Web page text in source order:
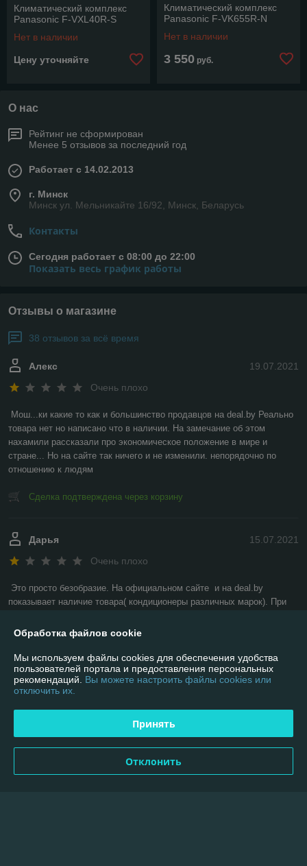
Климатический комплекс
Panasonic F-VXL40R-S
Нет в наличии
Цену уточняйте
Климатический комплекс
Panasonic F-VK655R-N
Нет в наличии
3 550 руб.
О нас
Рейтинг не сформирован
Менее 5 отзывов за последний год
Работает с 14.02.2013
г. Минск
Минск ул. Мельникайте 16/92, Минск, Беларусь
Контакты
Сегодня работает с 08:00 до 22:00
Показать весь график работы
Отзывы о магазине
38 отзывов за всё время
19.07.2021
Алекс
Очень плохо
Мош...ки какие то как и большинство продавцов на deal.by Реально
товара нет но написано что в наличии. На замечание об этом
нахамили рассказали про экономическое положение в мире и
стране... Но на сайте так ничего и не изменили. непорядочно по
отношению к людям
Сделка подтверждена через корзину
15.07.2021
Дарья
Очень плохо
Это просто безобразие. На официальном сайте  и на deal.by
показывает наличие товара( кондиционеры различных марок). При
хотя есть в наличии!!!! Делаем вывод, делается всё для того, чтобы
Перестаньте обманывать людей!
Сделка подтверждена через корзину
Обработка файлов cookie
Мы используем файлы cookies для обеспечения удобства
пользователей портала и предоставления персональных
рекомендаций. Вы можете настроить файлы cookies или
отключить их.
Принять
Отклонить